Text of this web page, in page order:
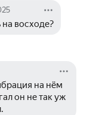
восходе?
на нём
он не так уж